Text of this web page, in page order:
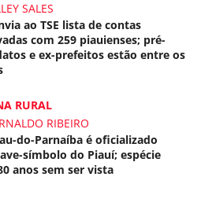
SALES
ao TSE lista de contas
com 259 piauienses; pré-
e ex-prefeitos estão entre os
RURAL
RIBEIRO
do-Parnaíba é oficializado
símbolo do Piauí; espécie
anos sem ser vista